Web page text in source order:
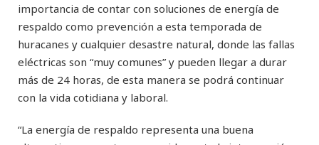
importancia de contar con soluciones de energía de
respaldo como prevención a esta temporada de
huracanes y cualquier desastre natural, donde las fallas
eléctricas son “muy comunes” y pueden llegar a durar
más de 24 horas, de esta manera se podrá continuar
con la vida cotidiana y laboral.
“La energía de respaldo representa una buena